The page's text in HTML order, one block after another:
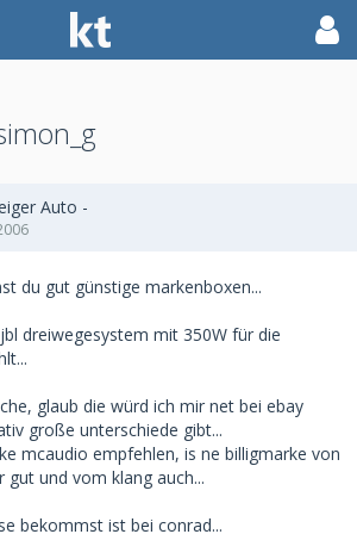
Auto -
du gut günstige markenboxen...
dreiwegesystem mit 350W für die
glaub die würd ich mir net bei ebay
große unterschiede gibt...
mcaudio empfehlen, is ne billigmarke von
gut und vom klang auch...
bekommst ist bei conrad...